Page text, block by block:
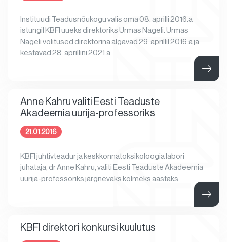
Instituudi Teadusnõukogu valis oma 08. aprilli 2016.a
istungil KBFI uueks direktoriks Urmas Nageli. Urmas
Nageli volitused direktorina algavad 29. aprillil 2016.a ja
kestavad 28. aprillini 2021.a.
Anne Kahru valiti Eesti Teaduste
Akadeemia uurija-professoriks
21.01.2016
KBFI juhtivteadur ja keskkonnatoksikoloogia labori
juhataja, dr Anne Kahru, valiti Eesti Teaduste Akadeemia
uurija-professoriks järgnevaks kolmeks aastaks.
KBFI direktori konkursi kuulutus